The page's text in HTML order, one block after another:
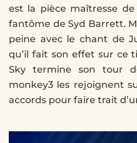
est la pièce maîtresse
fantôme de Syd Barrett.
peine avec le chant de
qu’il fait son effet sur ce
Sky termine son tour
monkey3 les rejoignent
accords pour faire trait